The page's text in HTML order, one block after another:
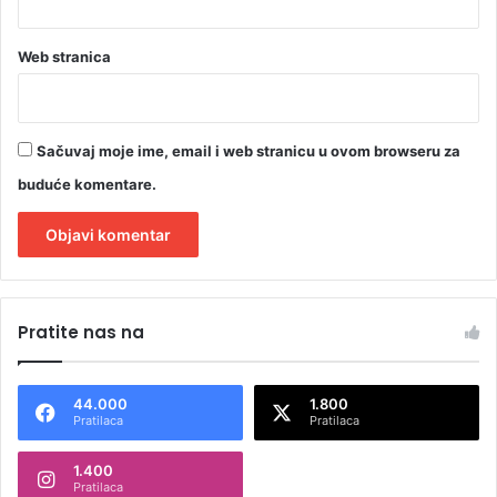
Web stranica
Sačuvaj moje ime, email i web stranicu u ovom browseru za
buduće komentare.
t
n
Pratite nas na
44.000
Pratilaca
1.800
Pratilaca
1.400
Pratilaca